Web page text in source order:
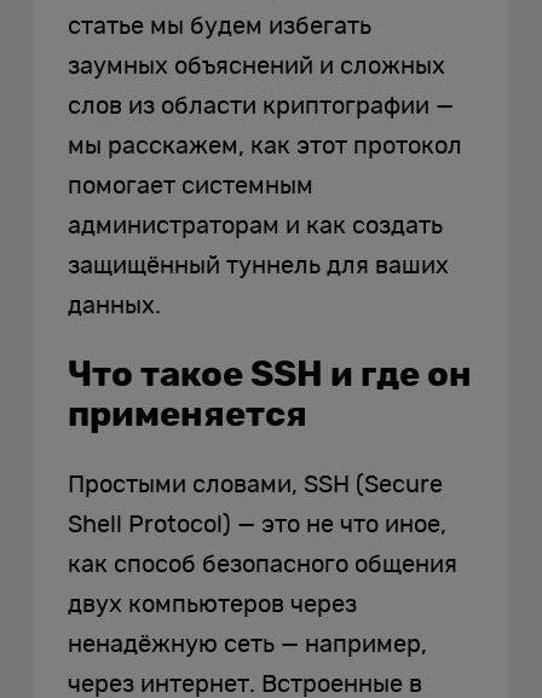
статье мы будем избегать
заумных объяснений и сложных
слов из области криптографии —
мы расскажем, как этот протокол
помогает системным
администраторам и как создать
защищённый туннель для ваших
данных.
Что такое SSH и где он
применяется
Простыми словами, SSH (Secure
Shell Protocol) — это не что иное,
как способ безопасного общения
двух компьютеров через
ненадёжную сеть — например,
через интернет. Встроенные в